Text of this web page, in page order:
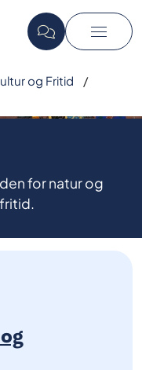
og Fritid
for natur og